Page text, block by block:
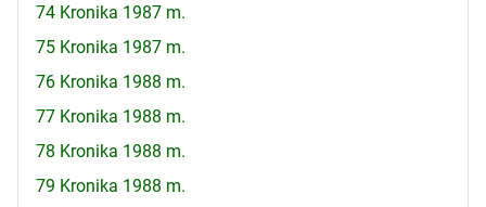
74 Kronika 1987 m.
75 Kronika 1987 m.
76 Kronika 1988 m.
77 Kronika 1988 m.
78 Kronika 1988 m.
79 Kronika 1988 m.